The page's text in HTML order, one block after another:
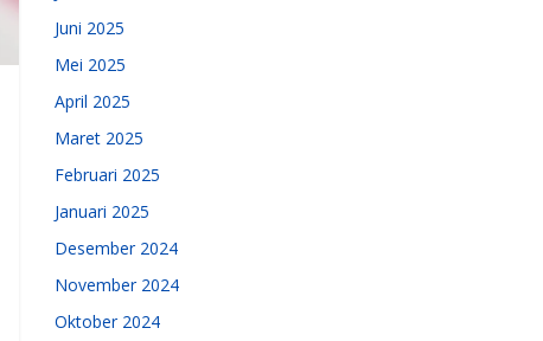
Juni 2025
Mei 2025
April 2025
Maret 2025
Februari 2025
Januari 2025
Desember 2024
November 2024
Oktober 2024